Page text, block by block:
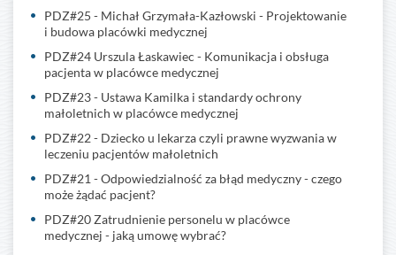
PDZ#25 - Michał Grzymała-Kazłowski - Projektowanie
i budowa placówki medycznej
PDZ#24 Urszula Łaskawiec - Komunikacja i obsługa
pacjenta w placówce medycznej
PDZ#23 - Ustawa Kamilka i standardy ochrony
małoletnich w placówce medycznej
PDZ#22 - Dziecko u lekarza czyli prawne wyzwania w
leczeniu pacjentów małoletnich
PDZ#21 - Odpowiedzialność za błąd medyczny - czego
może żądać pacjent?
PDZ#20 Zatrudnienie personelu w placówce
medycznej - jaką umowę wybrać?